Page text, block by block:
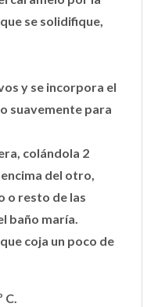
se solidifique,
y se incorpora el
suavemente para
colándola 2
del otro,
o resto de las
baño maría.
coja un poco de
C.